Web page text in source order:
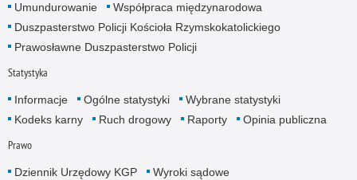
Umundurowanie
Współpraca międzynarodowa
Duszpasterstwo Policji Kościoła Rzymskokatolickiego
Prawosławne Duszpasterstwo Policji
Statystyka
Informacje Ogólne statystyki
Wybrane statystyki
Kodeks karny
Ruch drogowy Raporty Opinia publiczna
Prawo
Dziennik Urzędowy KGP Wyroki sądowe